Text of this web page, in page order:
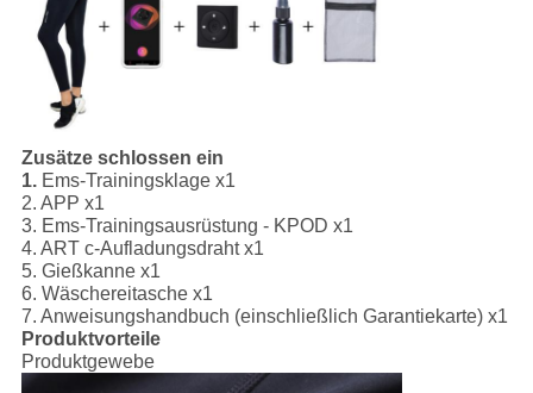
Zusätze schlossen ein
1. Ems-Trainingsklage x1
2. APP x1
3. Ems-Trainingsausrüstung - KPOD x1
4. ART c-Aufladungsdraht x1
5. Gießkanne x1
6. Wäschereitasche x1
7. Anweisungshandbuch (einschließlich Garantiekarte) x1
Produktvorteile
Produktgewebe